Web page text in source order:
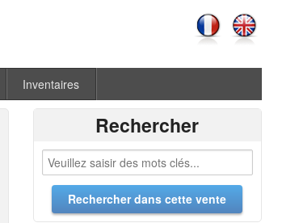
Inventaires
Rechercher